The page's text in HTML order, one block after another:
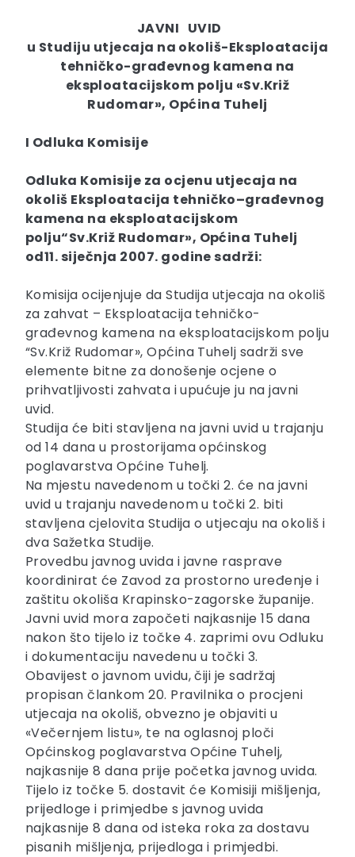
JAVNI UVID
u Studiju utjecaja na okoliš-Eksploatacija
tehničko-građevnog kamena na
eksploatacijskom polju «Sv.Križ
Rudomar», Općina Tuhelj
I Odluka Komisije
Odluka Komisije za ocjenu utjecaja na
okoliš Eksploatacija tehničko–građevnog
kamena na eksploatacijskom
polju“Sv.Križ Rudomar», Općina Tuhelj
od11. siječnja 2007. godine sadrži:
Komisija ocijenjuje da Studija utjecaja na okoliš
za zahvat – Eksploatacija tehničko-
građevnog kamena na eksploatacijskom polju
“Sv.Križ Rudomar», Općina Tuhelj sadrži sve
elemente bitne za donošenje ocjene o
prihvatljivosti zahvata i upućuje ju na javni
uvid.
Studija će biti stavljena na javni uvid u trajanju
od 14 dana u prostorijama općinskog
poglavarstva Općine Tuhelj.
Na mjestu navedenom u točki 2. će na javni
uvid u trajanju navedenom u točki 2. biti
stavljena cjelovita Studija o utjecaju na okoliš i
dva Sažetka Studije.
Provedbu javnog uvida i javne rasprave
koordinirat će Zavod za prostorno uređenje i
zaštitu okoliša Krapinsko-zagorske županije.
Javni uvid mora započeti najkasnije 15 dana
nakon što tijelo iz točke 4. zaprimi ovu Odluku
i dokumentaciju navedenu u točki 3.
Obavijest o javnom uvidu, čiji je sadržaj
propisan člankom 20. Pravilnika o procjeni
utjecaja na okoliš, obvezno je objaviti u
«Večernjem listu», te na oglasnoj ploči
Općinskog poglavarstva Općine Tuhelj,
najkasnije 8 dana prije početka javnog uvida.
Tijelo iz točke 5. dostavit će Komisiji mišljenja,
prijedloge i primjedbe s javnog uvida
najkasnije 8 dana od isteka roka za dostavu
pisanih mišljenja, prijedloga i primjedbi.